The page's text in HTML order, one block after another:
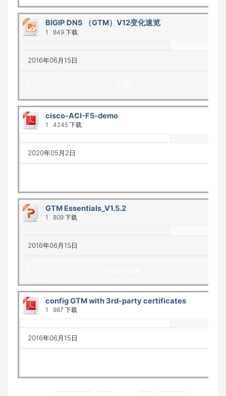
BIGIP DNS （GTM）V12变化速览
1 849 下载
2016年06月15日
cisco-ACI-F5-demo
1 4245 下载
2020年05月2日
GTM Essentials_V1.5.2
1 809 下载
2016年06月15日
config GTM with 3rd-party certificates
1 987 下载
2016年06月15日